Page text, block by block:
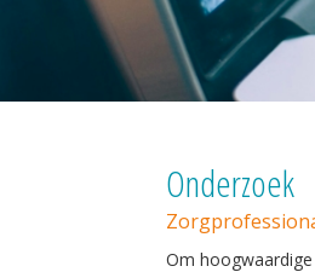
Onderzoek
Om